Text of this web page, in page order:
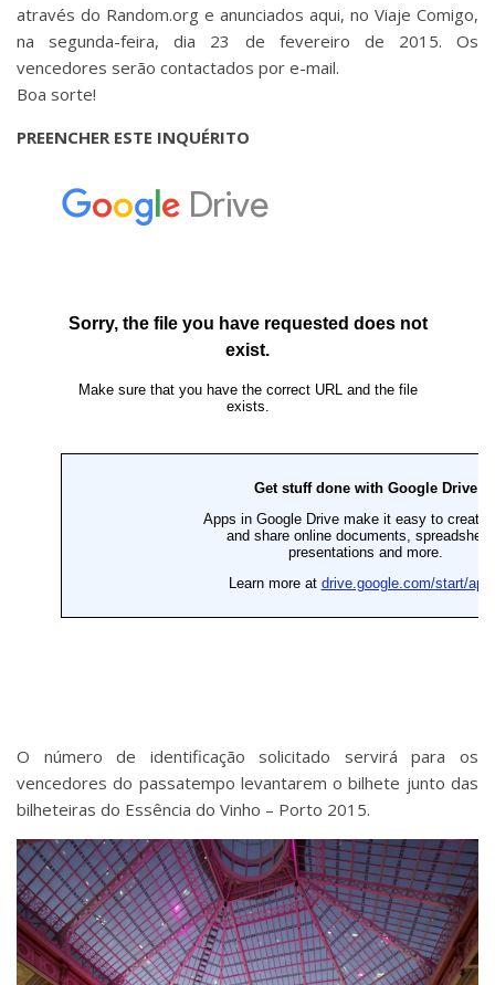
através do Random.org e anunciados aqui, no Viaje Comigo,
na segunda-feira, dia 23 de fevereiro de 2015. Os
vencedores serão contactados por e-mail.
Boa sorte!
PREENCHER ESTE INQUÉRITO
O número de identificação solicitado servirá para os
vencedores do passatempo levantarem o bilhete junto das
bilheteiras do Essência do Vinho – Porto 2015.